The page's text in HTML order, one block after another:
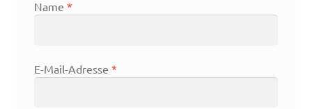
Name *
E-Mail-Adresse *